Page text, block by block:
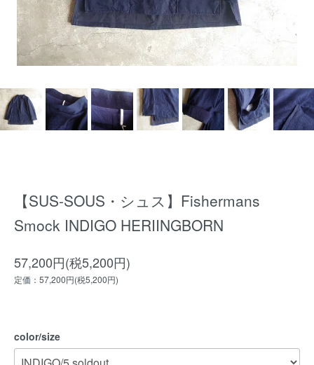
【SUS-SOUS・シュス】Fishermans
Smock INDIGO HERIINGBORN
57,200円(税5,200円)
定価：57,200円(税5,200円)
color/size